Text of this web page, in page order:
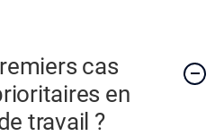
cas
en
travail ?